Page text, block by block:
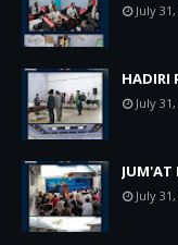
July
HADIRI
July
JUM'AT
July